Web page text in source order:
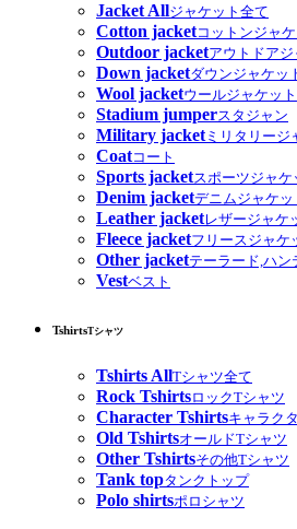
Jacket Allジャケット全て
Cotton jacketコットンジャケ
Outdoor jacketアウトドアジ
Down jacketダウンジャケッ
Wool jacketウールジャケット
Stadium jumperスタジャン
Military jacketミリタリージ
Coatコート
Sports jacketスポーツジャケ
Denim jacketデニムジャケッ
Leather jacketレザージャケ
Fleece jacketフリースジャケ
Other jacketテーラード,ハン
Vestベスト
TshirtsTシャツ
Tshirts AllTシャツ全て
Rock TshirtsロックTシャツ
Character Tshirtsキャラク
Old TshirtsオールドTシャツ
Other Tshirtsその他Tシャツ
Tank topタンクトップ
Polo shirtsポロシャツ